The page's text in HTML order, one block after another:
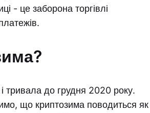
- це заборона торгівлі
тривала до грудня 2020 року.
що криптозима поводиться як